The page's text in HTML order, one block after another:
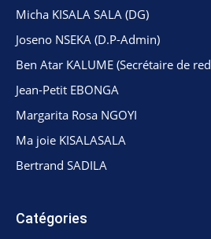
Micha KISALA SALA (DG)
Joseno NSEKA (D.P-Admin)
Ben Atar KALUME (Secrétaire de
Jean-Petit EBONGA
Margarita Rosa NGOYI
Ma joie KISALASALA
Bertrand SADILA
Catégories